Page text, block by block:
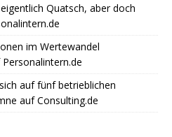
Quatsch, aber doch
im Wertewandel
auf fünf betrieblichen
auf Consulting.de